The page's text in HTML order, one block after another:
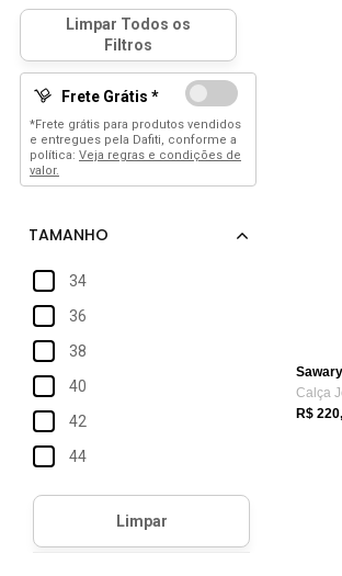
Frete Grátis *
*Frete grátis para produtos vendidos
e entregues pela Dafiti, conforme a
política: Veja regras e condições de
valor.
34
36
38
40
42
44
46
Sawary
R$